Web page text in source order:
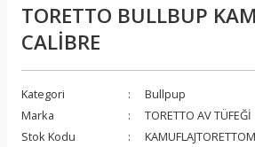
TORETTO BULLBUP
CALİBRE
Kategori
Bullpup
Marka
TORETTO AV TÜFEĞİ
Stok Kodu